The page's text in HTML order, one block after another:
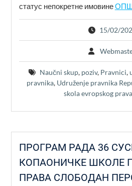
статус непокретне имовине
15/02/
Naučni skup, poziv, Pravnici,
pravnika, Udruženje pravnika
skola evropskog prava
ПРОГРАМ РАДА 36
КОПАОНИЧКЕ ШКОЛЕ
ПРАВА СЛОБОДАН